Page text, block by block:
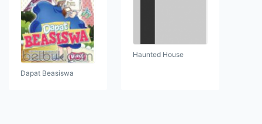
Dapat Beasiswa
Haunted House